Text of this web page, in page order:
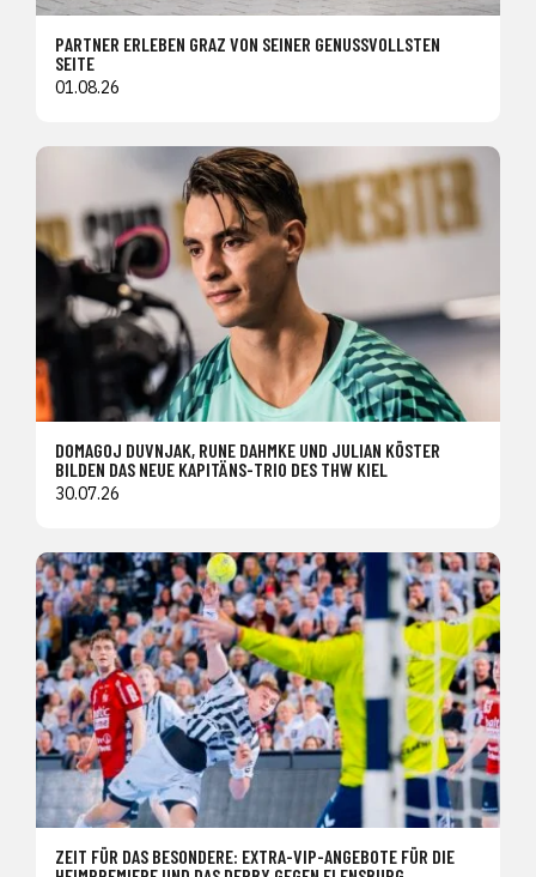
PARTNER ERLEBEN GRAZ VON SEINER GENUSSVOLLSTEN
SEITE
01.08.26
DOMAGOJ DUVNJAK, RUNE DAHMKE UND JULIAN KÖSTER
BILDEN DAS NEUE KAPITÄNS-TRIO DES THW KIEL
30.07.26
ZEIT FÜR DAS BESONDERE: EXTRA-VIP-ANGEBOTE FÜR DIE